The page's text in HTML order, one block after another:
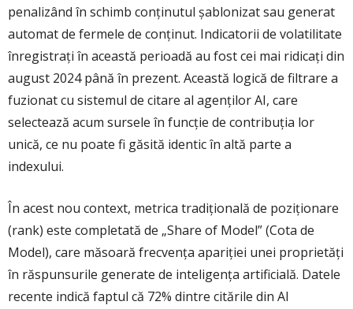
penalizând în schimb conținutul șablonizat sau generat
automat de fermele de conținut. Indicatorii de volatilitate
înregistrați în această perioadă au fost cei mai ridicați din
august 2024 până în prezent. Această logică de filtrare a
fuzionat cu sistemul de citare al agenților AI, care
selectează acum sursele în funcție de contribuția lor
unică, ce nu poate fi găsită identic în altă parte a
indexului.
În acest nou context, metrica tradițională de poziționare
(rank) este completată de „Share of Model” (Cota de
Model), care măsoară frecvența apariției unei proprietăți
în răspunsurile generate de inteligența artificială. Datele
recente indică faptul că 72% dintre citările din AI